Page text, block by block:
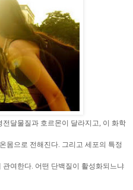
달물질과 호르몬이 달라지고, 이 화학
몸으로 전해진다. 그리고 세포의 특정
여한다. 어떤 단백질이 활성화되느냐